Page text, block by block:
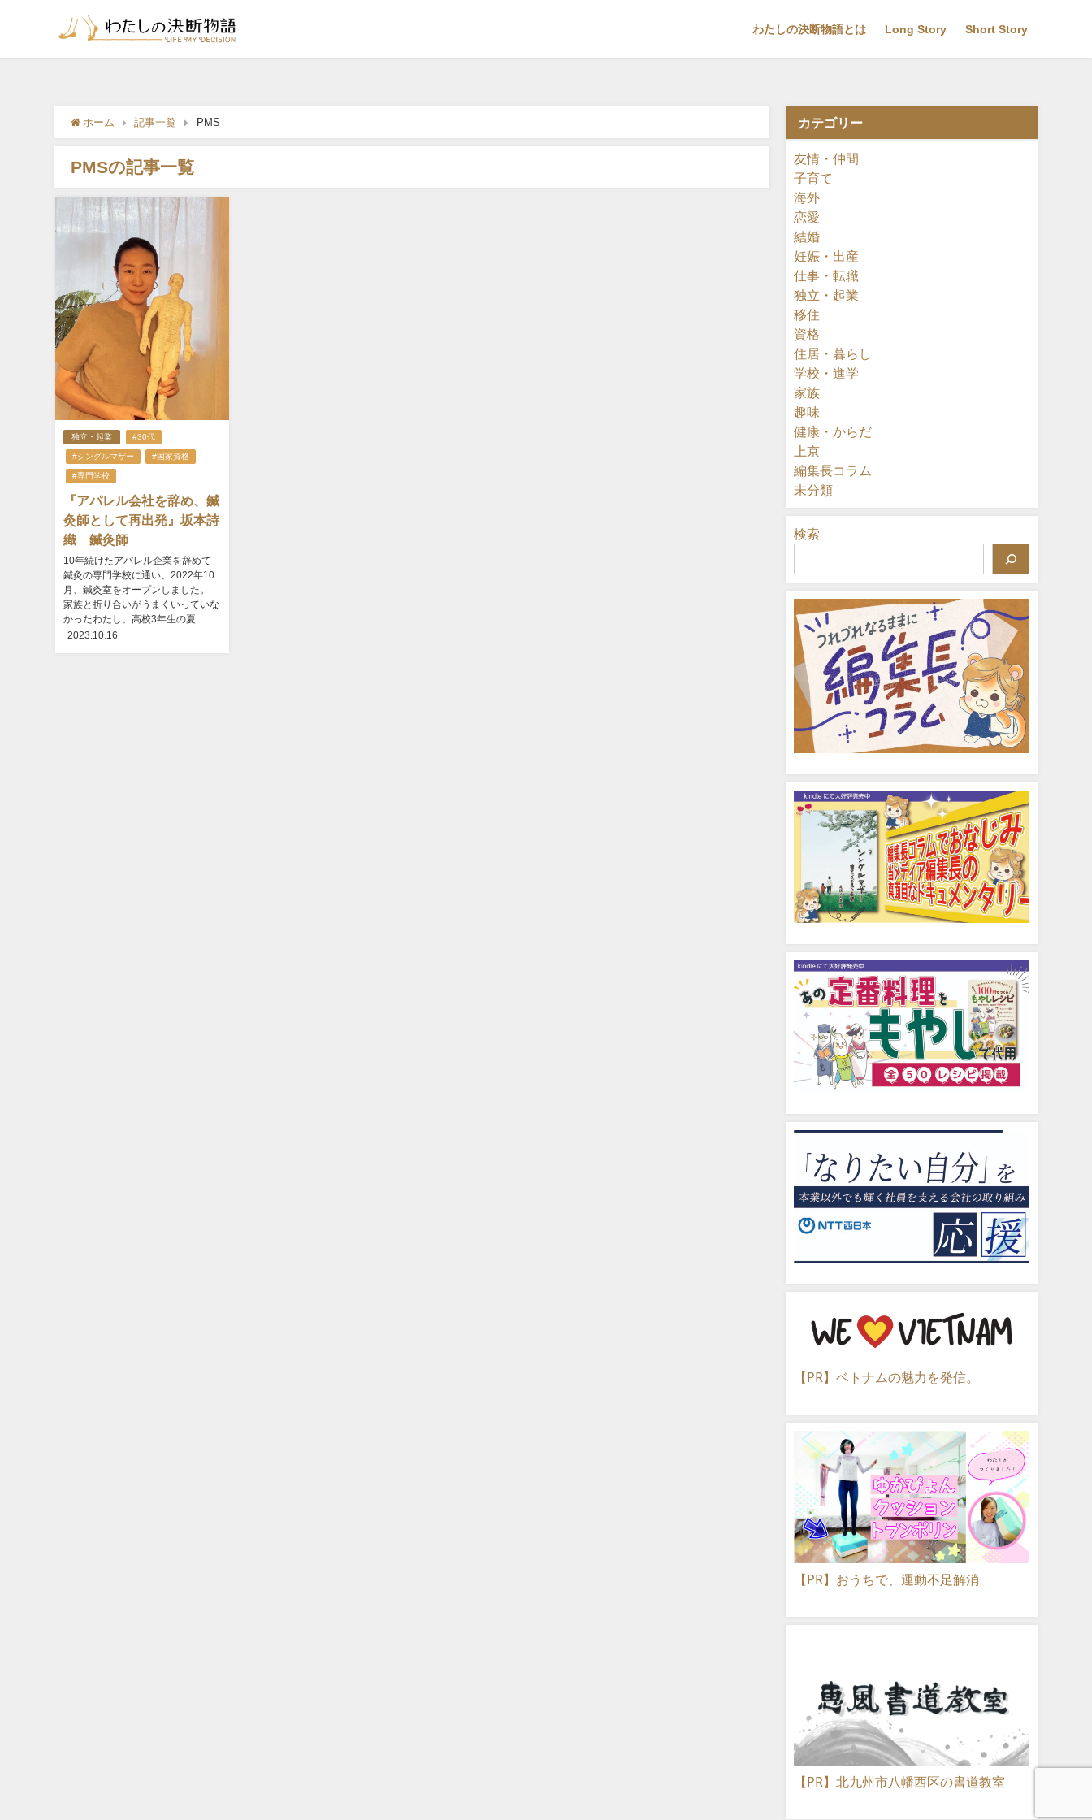
わたしの決断物語とは Long Story Short Story
ホーム 記事一覧 PMS
PMSの記事一覧
独立・起業 #30代
#シングルマザー #国家資格
#専門学校
『アパレル会社を辞め、鍼
灸師として再出発』坂本詩
織 鍼灸師
10年続けたアパレル企業を辞めて
鍼灸の専門学校に通い、2022年10
月、鍼灸室をオープンしました。
家族と折り合いがうまくいっていな
かったわたし。高校3年生の夏...
2023.10.16
カテゴリー
友情・仲間
子育て
海外
恋愛
結婚
妊娠・出産
仕事・転職
独立・起業
移住
資格
住居・暮らし
学校・進学
家族
趣味
健康・からだ
上京
編集長コラム
未分類
検索
【PR】ベトナムの魅力を発信。
【PR】おうちで、運動不足解消
【PR】北九州市八幡西区の書道教室